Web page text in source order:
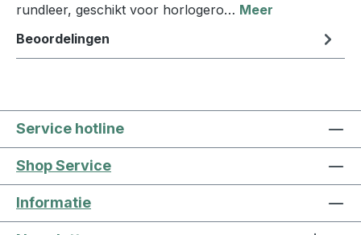
rundleer, geschikt voor horlogero… Meer
Beoordelingen
Service hotline
Shop Service
Informatie